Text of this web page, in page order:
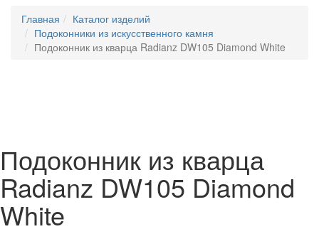
Главная
Каталог изделий
Подоконники из искусственного камня
Подоконник из кварца Radianz DW105 Diamond White
Подоконник из кварца
Radianz DW105 Diamond
White